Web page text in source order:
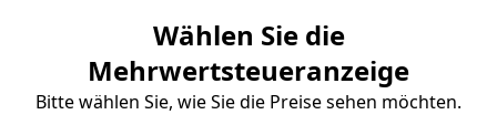
Wählen Sie die
Mehrwertsteueranzeige
Bitte wählen Sie, wie Sie die Preise sehen möchten.
Wir sind von Montag bis Freitag von 09:00 bis 17:30
verfügbar. Bereit, alle Ihre Fragen zu beantworten.